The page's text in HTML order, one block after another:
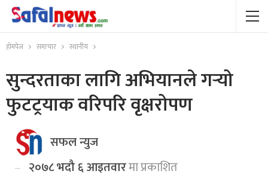
होमपेज समाचार स्थानीय
सुन्दरताका लागि अभियानले गर्‍यो
फुटट्रयाक वरिपरि वृक्षरोपण
सफल न्युज
२०७८ भदौ ६ आइतवारमा प्रकाशित